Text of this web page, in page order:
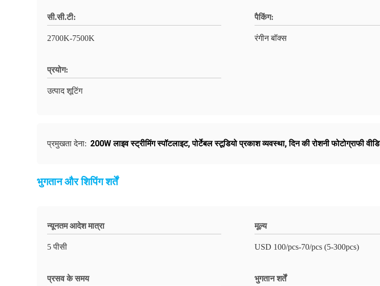
सी.सी.टी:
2700K-7500K
पैकिंग:
रंगीन बॉक्स
प्रयोग:
उत्पाद शूटिंग
प्रमुखता देना: 200W लाइव स्ट्रीमिंग स्पॉटलाइट,पोर्टेबल स्टूडियो प्रकाश व्यवस्था,दिन की रोशनी फोटोग्राफी
भुगतान और शिपिंग शर्तें
न्यूनतम आदेश मात्रा
5 पीसी
मूल्य
USD 100/pcs-70/pcs (5-300pcs)
प्रसव के समय भुगतान शर्तें